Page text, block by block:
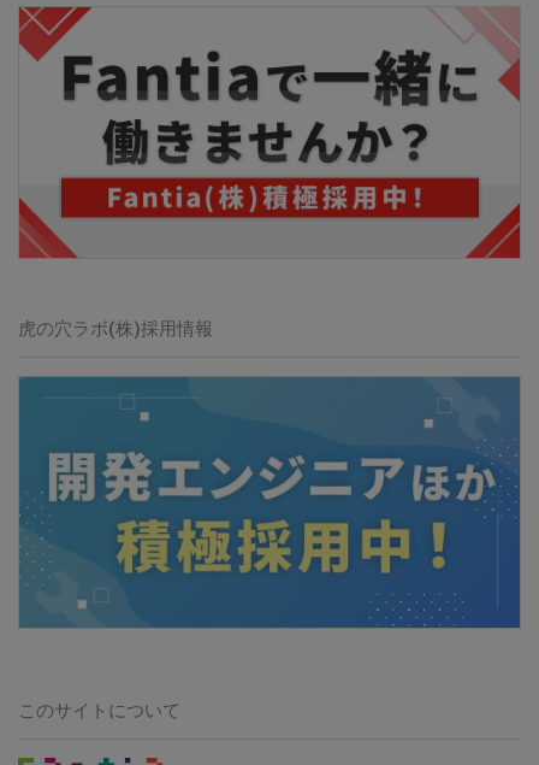
虎の穴ラボ(株)採用情報
このサイトについて